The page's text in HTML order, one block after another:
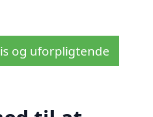
og uforpligtende